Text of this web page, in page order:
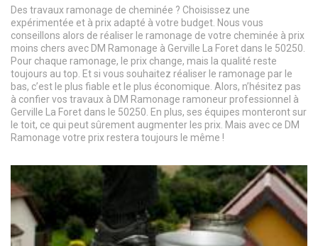
Des travaux ramonage de cheminée ? Choisissez une
expérimentée et à prix adapté à votre budget. Nous vous
conseillons alors de réaliser le ramonage de votre cheminée à prix
moins chers avec DM Ramonage à Gerville La Foret dans le 50250.
Pour chaque ramonage, le prix change, mais la qualité reste
toujours au top. Et si vous souhaitez réaliser le ramonage par le
bas, c’est le plus fiable et le plus économique. Alors, n’hésitez pas
à confier vos travaux à DM Ramonage ramoneur professionnel à
Gerville La Foret dans le 50250. En plus, ses équipes monteront sur
le toit, ce qui peut sûrement augmenter les prix. Mais avec ce DM
Ramonage votre prix restera toujours le même !